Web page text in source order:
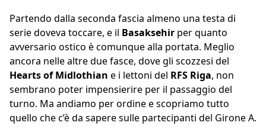
Partendo dalla seconda fascia almeno una testa di
serie doveva toccare, e il Basaksehir per quanto
avversario ostico è comunque alla portata. Meglio
ancora nelle altre due fasce, dove gli scozzesi del
Hearts of Midlothian e i lettoni del RFS Riga, non
sembrano poter impensierire per il passaggio del
turno. Ma andiamo per ordine e scopriamo tutto
quello che c’è da sapere sulle partecipanti del Girone A.